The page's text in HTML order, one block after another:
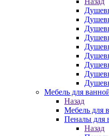
Мебель для
Назад
Мебель для
Пеналы для
Назад